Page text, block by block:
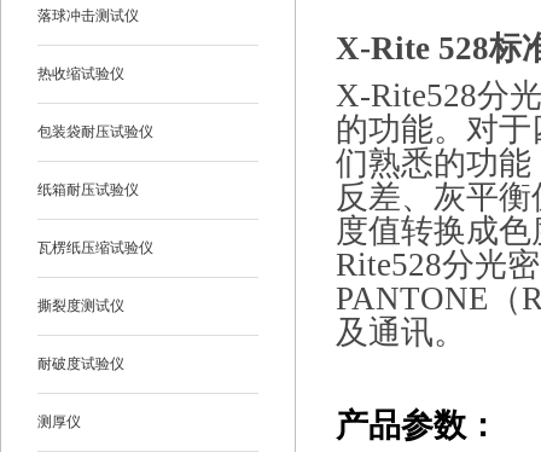
落球冲击测试仪
热收缩试验仪
包装袋耐压试验仪
纸箱耐压试验仪
瓦楞纸压缩试验仪
撕裂度测试仪
耐破度试验仪
测厚仪
X-Rite 528标
X-Rite528分
的功能。对
们熟悉的功
反差、灰平
度值转换成
Rite528分光
PANTONE（
及通讯。
产品参数 ：